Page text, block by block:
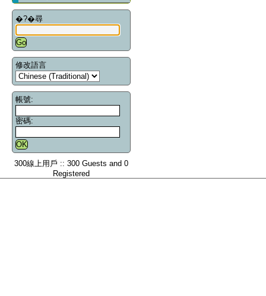
�?�尋
修改語言
帳號:
密碼:
300線上用戶 :: 300 Guests and 0
Registered